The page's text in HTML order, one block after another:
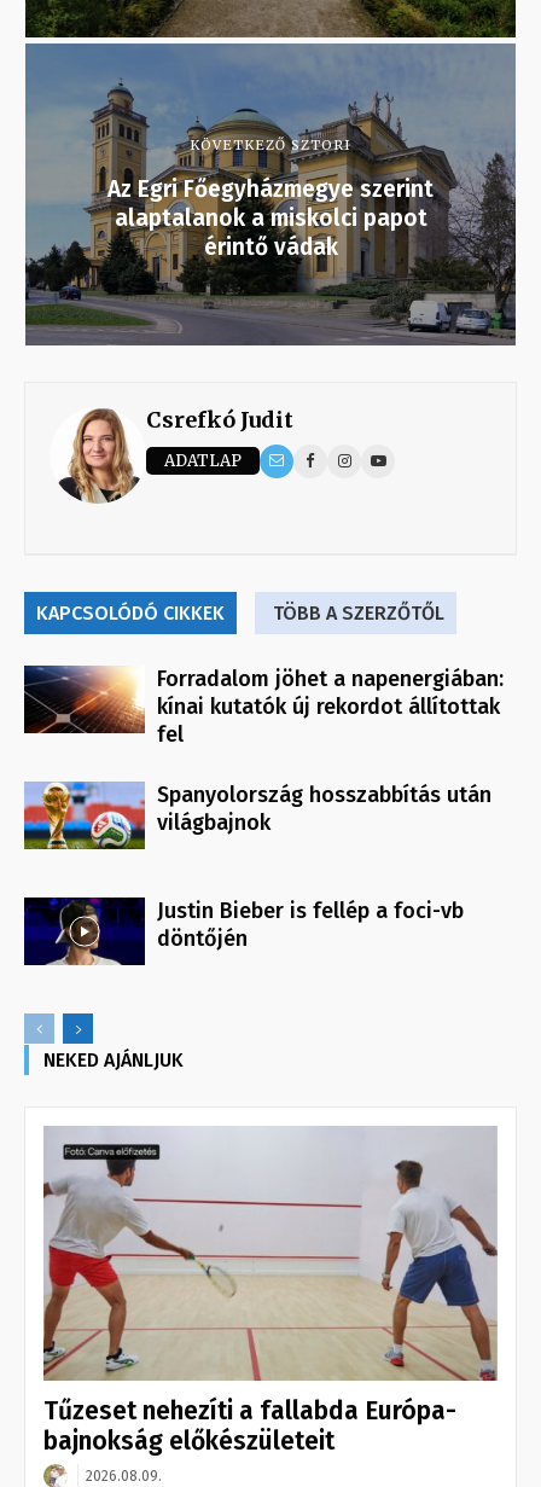
KÖVETKEZŐ SZTORI
Az Egri Főegyházmegye szerint
alaptalanok a miskolci papot
érintő vádak
Csrefkó Judit
ADATLAP
KAPCSOLÓDÓ CIKKEK TÖBB A SZERZŐTŐL
Forradalom jöhet a napenergiában:
kínai kutatók új rekordot állítottak
fel
Spanyolország hosszabbítás után
világbajnok
Justin Bieber is fellép a foci-vb
döntőjén
NEKED AJÁNLJUK
Tűzeset nehezíti a fallabda Európa-
bajnokság előkészületeit
2026.08.09.